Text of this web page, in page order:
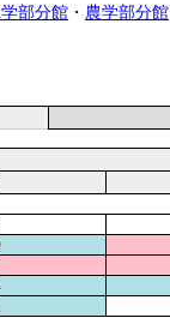
部分館 ・ 農学部分館